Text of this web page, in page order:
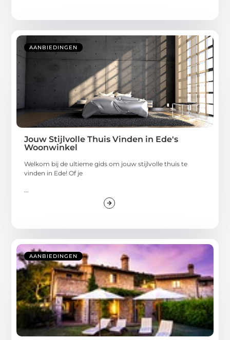
AANBIEDINGEN
Jouw Stijlvolle Thuis Vinden in Ede's
Woonwinkel
Welkom bij de ultieme gids om jouw stijlvolle thuis te
vinden in Ede! Of je
AANBIEDINGEN